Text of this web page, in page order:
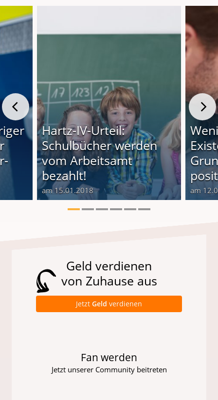
Hartz-IV-Urteil:
Schulbücher werden
vom Arbeitsamt
bezahlt!
am 15.01.2018 am
Geld verdienen
von Zuhause aus
Jetzt Geld verdienen
Fan werden
Jetzt unserer Community beitreten